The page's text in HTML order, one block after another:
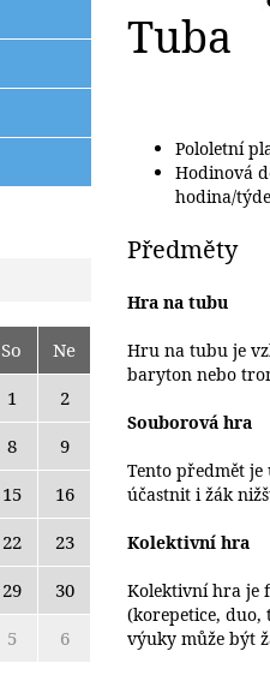
So
Ne
1
2
8
9
15
16
22
23
29
30
5 6
Tuba
Pololetní
Hodinová
hodina/
Předměty
Hra na tubu
Hru na tubu je
baryton nebo
Souborová hra
Tento předmět
účastnit i žák
Kolektivní hra
Kolektivní hra je
(korepetice,
výuky může být